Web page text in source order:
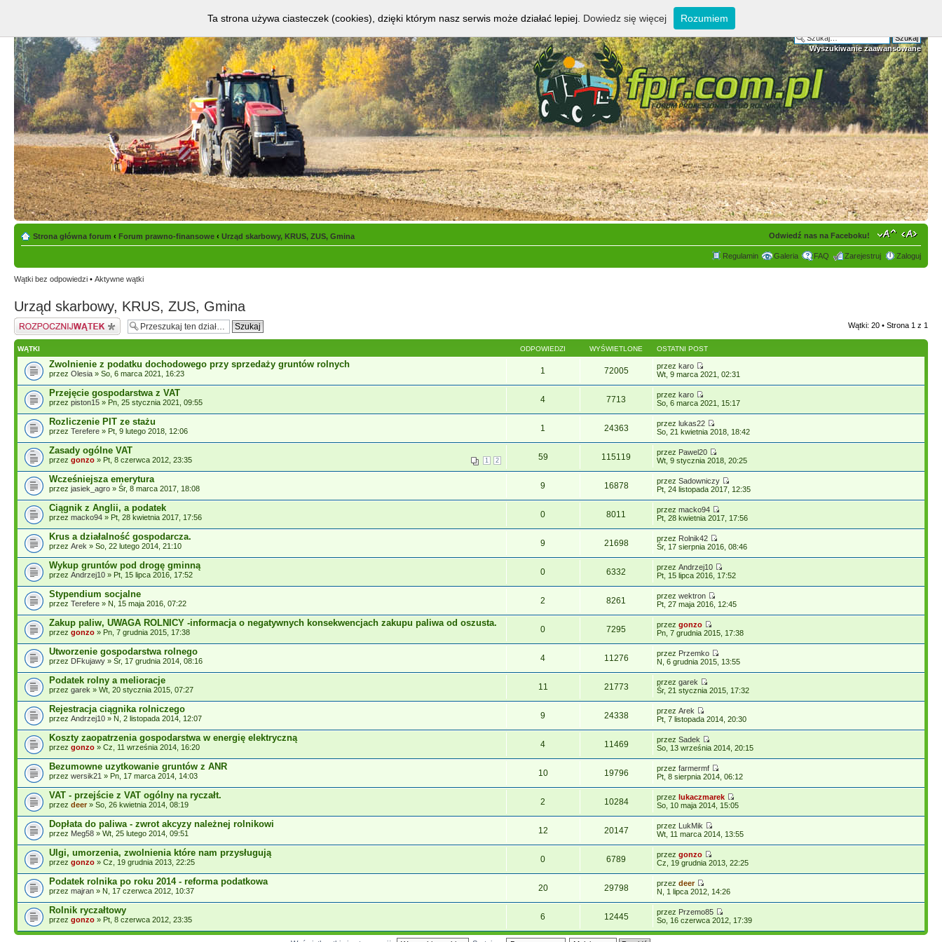
Wyszukiwanie zaawansowane
Strona główna forum ‹ Forum prawno-finansowe ‹ Urząd skarbowy, KRUS, ZUS, Gmina Odwiedź nas na Faceboku!
Regulamin Galeria FAQ Zarejestruj Zaloguj
Wątki bez odpowiedzi • Aktywne wątki
Urząd skarbowy, KRUS, ZUS, Gmina
Napisz wątek Wątki: 20 • Strona 1 z 1
WĄTKI ODPOWIEDZI WYŚWIETLONE OSTATNI POST
Zwolnienie z podatku dochodowego przy sprzedaży gruntów rolnych
przez Olesia » So, 6 marca 2021, 16:23 1 72005 przezkaro
Wt, 9 marca 2021, 02:31
Przejęcie gospodarstwa z VAT
przez piston15 » Pn, 25 stycznia 2021, 09:55 4 7713 przezkaro
So, 6 marca 2021, 15:17
Rozliczenie PIT ze stażu
przez Terefere » Pt, 9 lutego 2018, 12:06 1 24363 przezlukas22
So, 21 kwietnia 2018, 18:42
Zasady ogólne VAT
1 2
przez gonzo » Pt, 8 czerwca 2012, 23:35 59 115119 przez Pawel20
Wt, 9 stycznia 2018, 20:25
Wcześniejsza emerytura
przez jasiek_agro » Śr, 8 marca 2017, 18:08 9 16878 przezSadowniczy
Pt, 24 listopada 2017, 12:35
Ciągnik z Anglii, a podatek
przez macko94 » Pt, 28 kwietnia 2017, 17:56 0 8011 przezmacko94
Pt, 28 kwietnia 2017, 17:56
Krus a działalność gospodarcza.
przez Arek » So, 22 lutego 2014, 21:10 9 21698 przez Rolnik42
Śr, 17 sierpnia 2016, 08:46
Wykup gruntów pod drogę gminną
przez Andrzej10 » Pt, 15 lipca 2016, 17:52 0 6332 przezAndrzej10
Pt, 15 lipca 2016, 17:52
Stypendium socjalne
przez Terefere » N, 15 maja 2016, 07:22 2 8261 przezwektron
Pt, 27 maja 2016, 12:45
Zakup paliw, UWAGA ROLNICY -informacja o negatywnych konsekwencjach zakupu paliwa od oszusta.
przez gonzo » Pn, 7 grudnia 2015, 17:38 0 7295 przezgonzo
Pn, 7 grudnia 2015, 17:38
Utworzenie gospodarstwa rolnego
przez DFkujawy » Śr, 17 grudnia 2014, 08:16 4 11276 przez Przemko
N, 6 grudnia 2015, 13:55
Podatek rolny a melioracje
przez garek » Wt, 20 stycznia 2015, 07:27 11 21773 przezgarek
Śr, 21 stycznia 2015, 17:32
Rejestracja ciągnika rolniczego
przez Andrzej10 » N, 2 listopada 2014, 12:07 9 24338 przezArek
Pt, 7 listopada 2014, 20:30
Koszty zaopatrzenia gospodarstwa w energię elektryczną
przez gonzo » Cz, 11 września 2014, 16:20 4 11469 przezSadek
So, 13 września 2014, 20:15
Bezumowne uzytkowanie gruntów z ANR
przez wersik21 » Pn, 17 marca 2014, 14:03 10 19796 przezfarmermf
Pt, 8 sierpnia 2014, 06:12
VAT - przejście z VAT ogólny na ryczałt.
przez deer » So, 26 kwietnia 2014, 08:19 2 10284 przezlukaczmarek
So, 10 maja 2014, 15:05
Dopłata do paliwa - zwrot akcyzy należnej rolnikowi
przez Meg58 » Wt, 25 lutego 2014, 09:51 12 20147 przez LukMik
Wt, 11 marca 2014, 13:55
Ulgi, umorzenia, zwolnienia które nam przysługują
przez gonzo » Cz, 19 grudnia 2013, 22:25 0 6789 przezgonzo
Cz, 19 grudnia 2013, 22:25
Podatek rolnika po roku 2014 - reforma podatkowa
przez majran » N, 17 czerwca 2012, 10:37 20 29798 przezdeer
N, 1 lipca 2012, 14:26
Rolnik ryczałtowy
przez gonzo » Pt, 8 czerwca 2012, 23:35 6 12445 przez Przemo85
So, 16 czerwca 2012, 17:39
Ta strona używa ciasteczek (cookies), dzięki którym nasz serwis może działać lepiej. Dowiedz się więcej Rozumiem